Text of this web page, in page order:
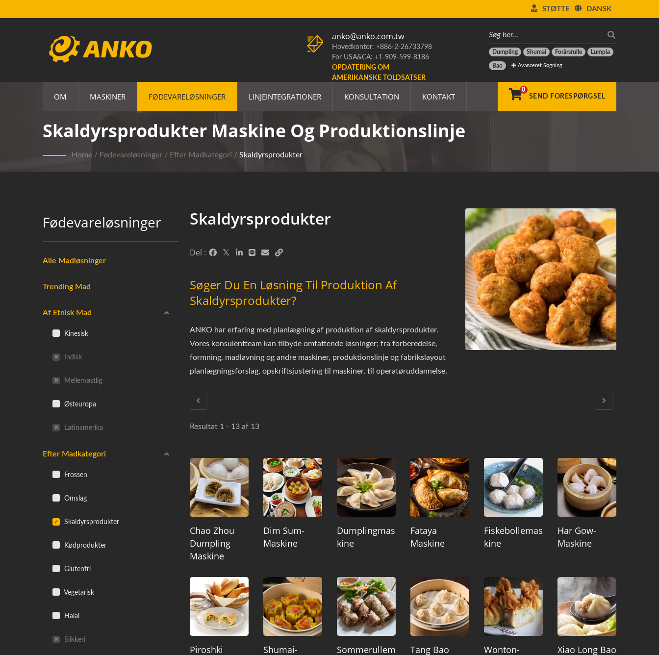
DANSK
STØTTE
Dumpling Shumai Forårsrulle Lumpia
Bao Avanceret Søgning
anko@anko.com.tw
Hovedkontor: +886-2-26733798
For USA&CA: +1-909-599-8186
OPDATERING OM
AMERIKANSKE TOLDSATSER
OM MASKINER FØDEVARELØSNINGER LINJEINTEGRATIONER KONSULTATION KONTAKT
0
SEND FORESPØRGSEL
Skaldyrsprodukter Maskine Og Produktionslinje
Home / Fødevareløsninger / Efter Madkategori / Skaldyrsprodukter
Fødevareløsninger
Alle Madløsninger
Trending Mad
Af Etnisk Mad
Kinesisk
Indisk
Mellemøstlig
Østeuropa
Latinamerika
Efter Madkategori
Frossen
Omslag
Skaldyrsprodukter
Kødprodukter
Glutenfri
Vegetarisk
Halal
Slikkeri
Skaldyrsprodukter
Del :
Søger Du En Løsning Til Produktion Af
Skaldyrsprodukter?
ANKO har erfaring med planlægning af produktion af skaldyrsprodukter.
Vores konsulentteam kan tilbyde omfattende løsninger; fra forberedelse,
formning, madlavning og andre maskiner, produktionslinje og fabrikslayout
planlægningsforslag, opskriftsjustering til maskiner, til operatøruddannelse.
Resultat 1 - 13 af 13
Chao Zhou
Dumpling
Maskine
Dim Sum-
Maskine
Dumplingmas
Kine
Fataya
Maskine
Fiskebollemas
Kine
Har Gow-
Maskine
Piroshki
Shumai-
Sommerullem
Tang Bao
Wonton-
Xiao Long Bao